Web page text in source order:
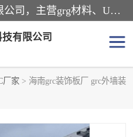
广东饰纪上品建材科技有限公司，主营grg材料、UHPC板、grc构件、uhpc幕墙板、grg厂家、grc厂家、uhpc厂家、GRG吊顶、grg石膏板、grg构件、外墙grc线条、grg造型、grg材料定制，uhpc高性能混凝土，uhpc构件，uhpc镂空挂板，grg材料生产厂家，广东grg厂家，广东grc厂家，联系方式*，2万平厂房，如果您对我公司的产品服务感兴趣，请联系我们。
有限公司
厂家 > 海南grc装饰板厂 grc外墙装
发泡陶瓷装饰构件